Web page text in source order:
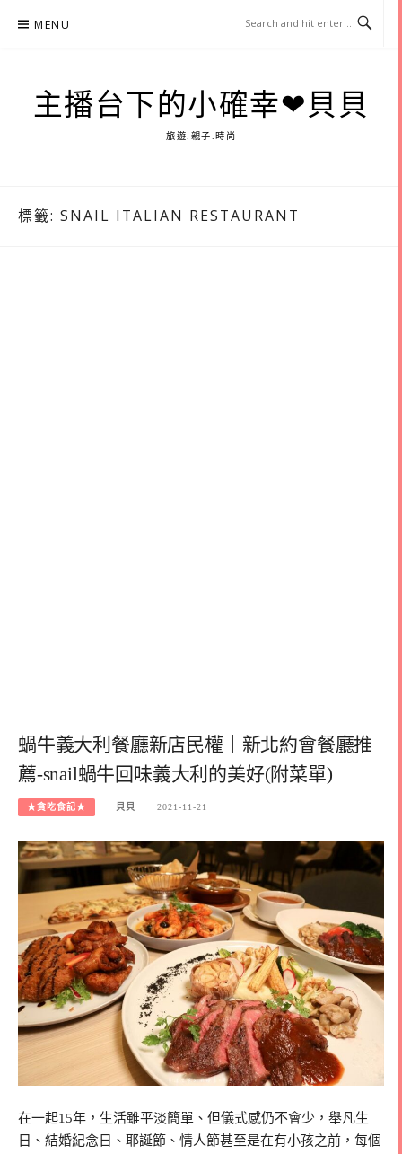
MENU
主播台下的小確幸❤貝貝
旅遊.親子.時尚
標籤: SNAIL ITALIAN RESTAURANT
蝸牛義大利餐廳新店民權｜新北約會餐廳推
薦-snail蝸牛回味義大利的美好(附菜單)
★貪吃食記★ 貝貝 2021-11-21
在一起15年，生活雖平淡簡單、但儀式感仍不會少，舉凡生
日、結婚紀念日、耶誕節、情人節甚至是在有小孩之前，每個